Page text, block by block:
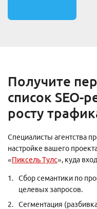
Получите
список SEO-
росту
Специалисты агентства
настройке вашего
«Пиксель Тулс», куда
Сбор семантики по
целевых запросов.
Сегментация